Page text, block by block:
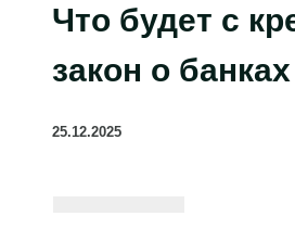
Что будет с
закон о
25.12.2025